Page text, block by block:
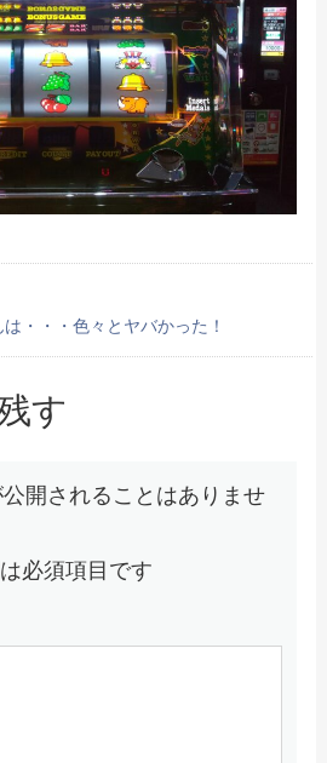
・・・色々とヤバかった！
す
開されることはありませ
必須項目です